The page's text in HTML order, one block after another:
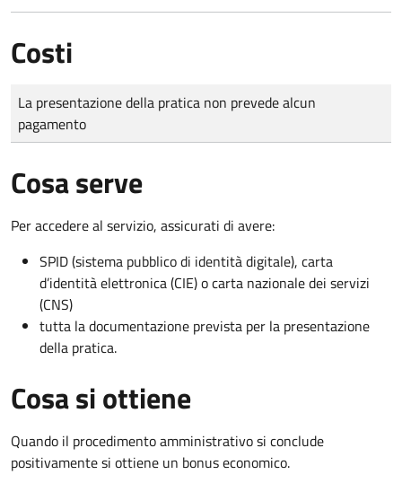
Costi
Tipo di pagamento
Importo
La presentazione della pratica non prevede alcun
pagamento
Cosa serve
Per accedere al servizio, assicurati di avere:
SPID (sistema pubblico di identità digitale), carta
d’identità elettronica (CIE) o carta nazionale dei servizi
(CNS)
tutta la documentazione prevista per la presentazione
della pratica.
Cosa si ottiene
Quando il procedimento amministrativo si conclude
positivamente si ottiene un bonus economico.